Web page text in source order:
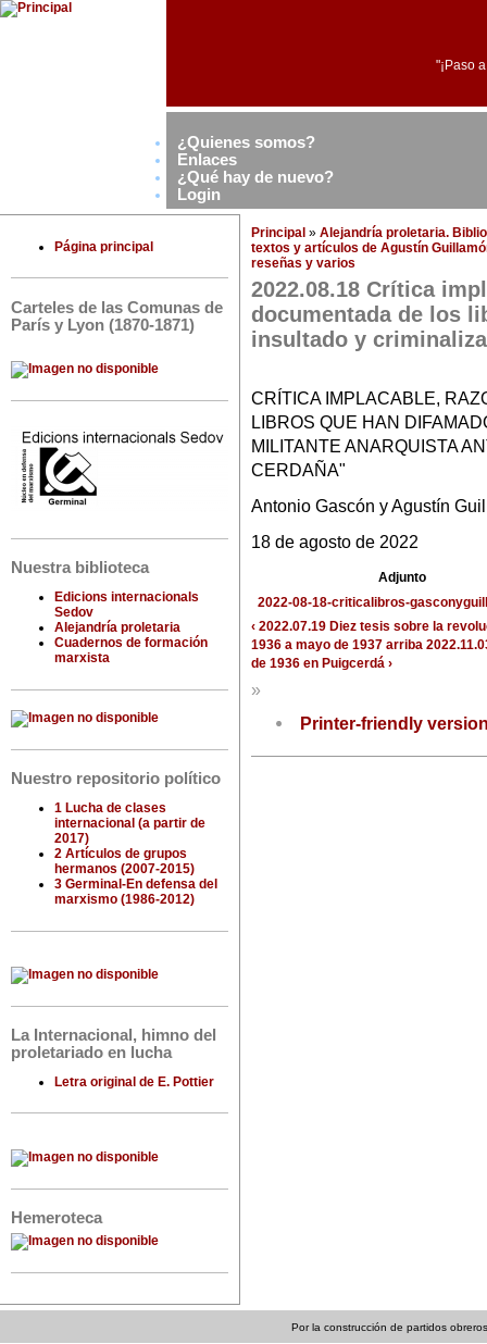
"¡Paso
¿Quienes somos?
Enlaces
¿Qué hay de nuevo?
Login
Página principal
Carteles de las Comunas de
París y Lyon (1870-1871)
Nuestra biblioteca
Edicions internacionals
Sedov
Alejandría proletaria
Cuadernos de formación
marxista
Nuestro repositorio político
1 Lucha de clases
internacional (a partir de
2017)
2 Artículos de grupos
hermanos (2007-2015)
3 Germinal-En defensa del
marxismo (1986-2012)
La Internacional, himno del
proletariado en lucha
Letra original de E. Pottier
Hemeroteca
Principal » Alejandría proletaria.
textos y artículos de Agustín
reseñas y varios
2022.08.18 Crítica
documentada de los
insultado y
CRÍTICA IMPLACABLE,
LIBROS QUE HAN
MILITANTE ANARQUISTA
CERDAÑA"
Antonio Gascón y Agustín
18 de agosto de 2022
Adjunto
2022-08-18-criticalibros-
‹ 2022.07.19 Diez tesis sobre la
1936 a mayo de 1937 arriba
de 1936 en Puigcerdá ›
»
Printer-friendly
Por la construcción de partidos